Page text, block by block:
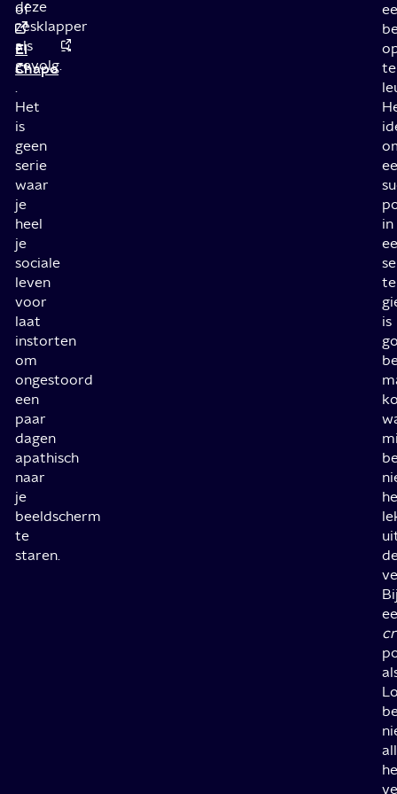
of
El
Chapo
.
Het
is
geen
serie
waar
je
heel
je
sociale
leven
voor
laat
instorten
om
ongestoord
een
paar
dagen
apathisch
naar
je
beeldscherm
te
staren.
deze
zesklapper
als
gevolg.
te
in
te
is